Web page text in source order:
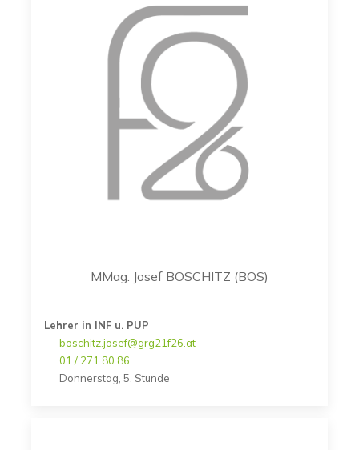
MMag. Josef BOSCHITZ (BOS)
Lehrer in INF u. PUP
boschitz.josef@grg21f26.at
01 / 271 80 86
Donnerstag, 5. Stunde